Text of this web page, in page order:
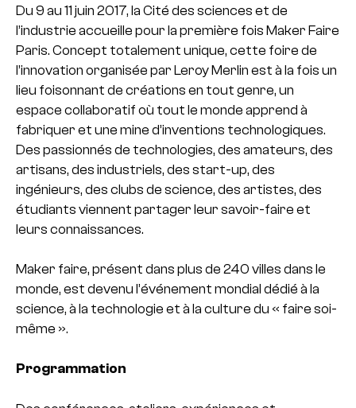
Du 9 au 11 juin 2017, la Cité des sciences et de
l’industrie accueille pour la première fois Maker Faire
Paris. Concept totalement unique, cette foire de
l’innovation organisée par Leroy Merlin est à la fois un
lieu foisonnant de créations en tout genre, un
espace collaboratif où tout le monde apprend à
fabriquer et une mine d’inventions technologiques.
Des passionnés de technologies, des amateurs, des
artisans, des industriels, des start-up, des
ingénieurs, des clubs de science, des artistes, des
étudiants viennent partager leur savoir-faire et
leurs connaissances.
Maker faire, présent dans plus de 240 villes dans le
monde, est devenu l’événement mondial dédié à la
science, à la technologie et à la culture du « faire soi-
même ».
Programmation